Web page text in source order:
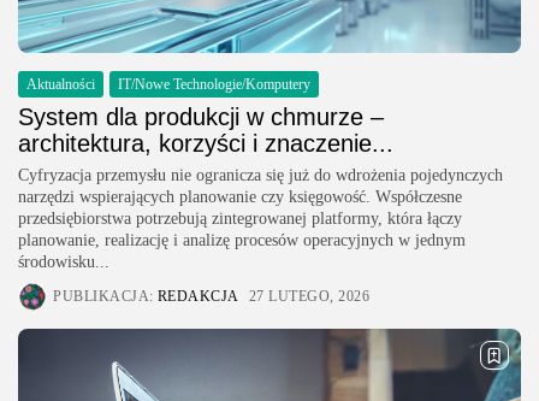
Aktualności IT/Nowe Technologie/Komputery
System dla produkcji w chmurze –
architektura, korzyści i znaczenie...
Cyfryzacja przemysłu nie ogranicza się już do wdrożenia pojedynczych
narzędzi wspierających planowanie czy księgowość. Współczesne
przedsiębiorstwa potrzebują zintegrowanej platformy, która łączy
planowanie, realizację i analizę procesów operacyjnych w jednym
środowisku...
PUBLIKACJA: REDAKCJA 27 LUTEGO, 2026